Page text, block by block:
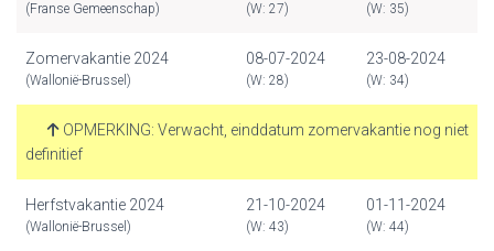
(Franse Gemeenschap) (W: 27) (W: 35)
Zomervakantie 2024
(Wallonië-Brussel)
08-07-2024
(W: 28)
23-08-2024
(W: 34)
OPMERKING: Verwacht, einddatum zomervakantie nog niet
definitief
Herfstvakantie 2024
(Wallonië-Brussel)
21-10-2024
(W: 43)
01-11-2024
(W: 44)